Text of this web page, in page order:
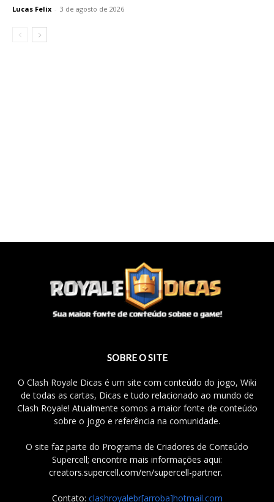
Lucas Felix - 3 de agosto de 2026
SOBRE O SITE
O Clash Royale Dicas é um site com conteúdo do jogo, Wiki
de todas as cartas, Dicas e tudo relacionado ao mundo de
Clash Royale! Atualmente somos a maior fonte de conteúdo
sobre o jogo e referência na comunidade.
O site faz parte do Programa de Criadores de Conteúdo
Supercell; encontre mais informações aqui:
creators.supercell.com/en/supercell-partner.
Contato: clashroyalebr[arroba]hotmail.com